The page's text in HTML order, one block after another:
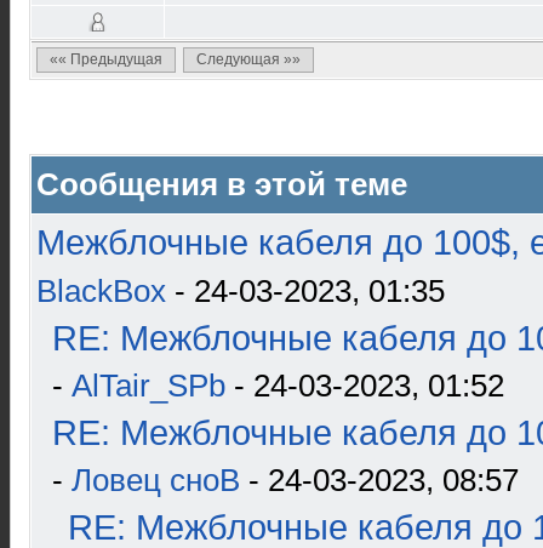
«« Предыдущая Следующая »»
Сообщения в этой теме
Межблочные кабеля до 100$,
BlackBox - 24-03-2023, 01:35
RE: Межблочные кабеля до
- AlTair_SPb - 24-03-2023, 01:52
RE: Межблочные кабеля до
- Ловец сноВ - 24-03-2023, 08:57
RE: Межблочные кабеля до